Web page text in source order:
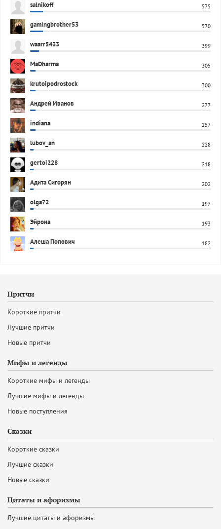
salnikoff 575
gamingbrother53 570
waarr5433 399
MaDharma 305
krutoipodrostock 300
Андрей Иванов 277
indiana 257
lubov_an 228
gertoi228 218
Адита Сигорян 202
olga72 197
Эйрона 193
Алеша Попович 182
Притчи
Короткие притчи
Лучшие притчи
Новые притчи
Мифы и легенды
Короткие мифы и легенды
Лучшие мифы и легенды
Новые поступления
Сказки
Короткие сказки
Лучшие сказки
Новые сказки
Цитаты и афоризмы
Лучшие цитаты и афоризмы